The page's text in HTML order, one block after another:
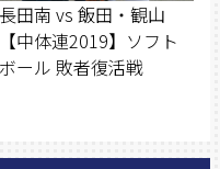
長田南 vs 飯田・観山
【中体連2019】ソフト
ボール 敗者復活戦